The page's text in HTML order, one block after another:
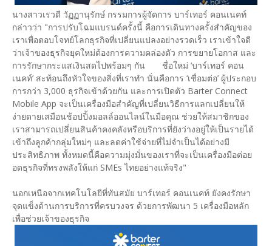
นางสาวเรวดี วัฏฏานุรักษ์ กรรมการผู้จัดการ บาร์เทอร์ คอนเนคท์
กล่าวว่า "การปรับโฉมแบรนด์ครั้งนี้ คือการเดินทางครั้งสำคัญของ
เราเพื่อตอบโจทย์โลกธุรกิจที่เปลี่ยนแปลงอย่างรวดเร็ว เราเข้าใจดี
ว่าเจ้าของธุรกิจยุคใหม่ต้องการความคล่องตัว การขยายโอกาส และ
การรักษากระแสเงินสดไปพร้อมๆ กัน ชื่อใหม่ ‘บาร์เทอร์ คอน
เนคท์’ สะท้อนถึงหัวใจของสิ่งที่เราทำ นั่นคือการ ‘เชื่อมต่อ’ ผู้ประกอบ
การกว่า 3,000 ธุรกิจเข้าด้วยกัน และการเปิดตัว Barter Connect
Mobile App จะเป็นเครื่องมือสำคัญที่เปลี่ยนวิธีการแลกเปลี่ยนให้
ง่ายดายเสมือนช้อปปิ้งมอลล์ออนไลน์ในมือคุณ ช่วยให้สมาชิกของ
เราสามารถเปลี่ยนสินค้าคงคลังหรือบริการที่ยังว่างอยู่ให้เป็นรายได้
เข้าถึงลูกค้ากลุ่มใหม่ๆ และลดค่าใช้จ่ายที่ไม่จำเป็นได้อย่างมี
ประสิทธิภาพ ทั้งหมดนี้คือความมุ่งมั่นของเราที่จะเป็นเครื่องมือต่อย
อดธุรกิจที่ทรงพลังให้แก่ SMEs ไทยอย่างแท้จริง"
นอกเหนือจากเทคโนโลยีที่ทันสมัย บาร์เทอร์ คอนเนคท์ ยังคงรักษา
จุดแข็งด้านการบริการที่ครบวงจร ด้วยการพัฒนา 5 เครื่องมือหลัก
เพื่อช่วยเจ้าของธุรกิจ